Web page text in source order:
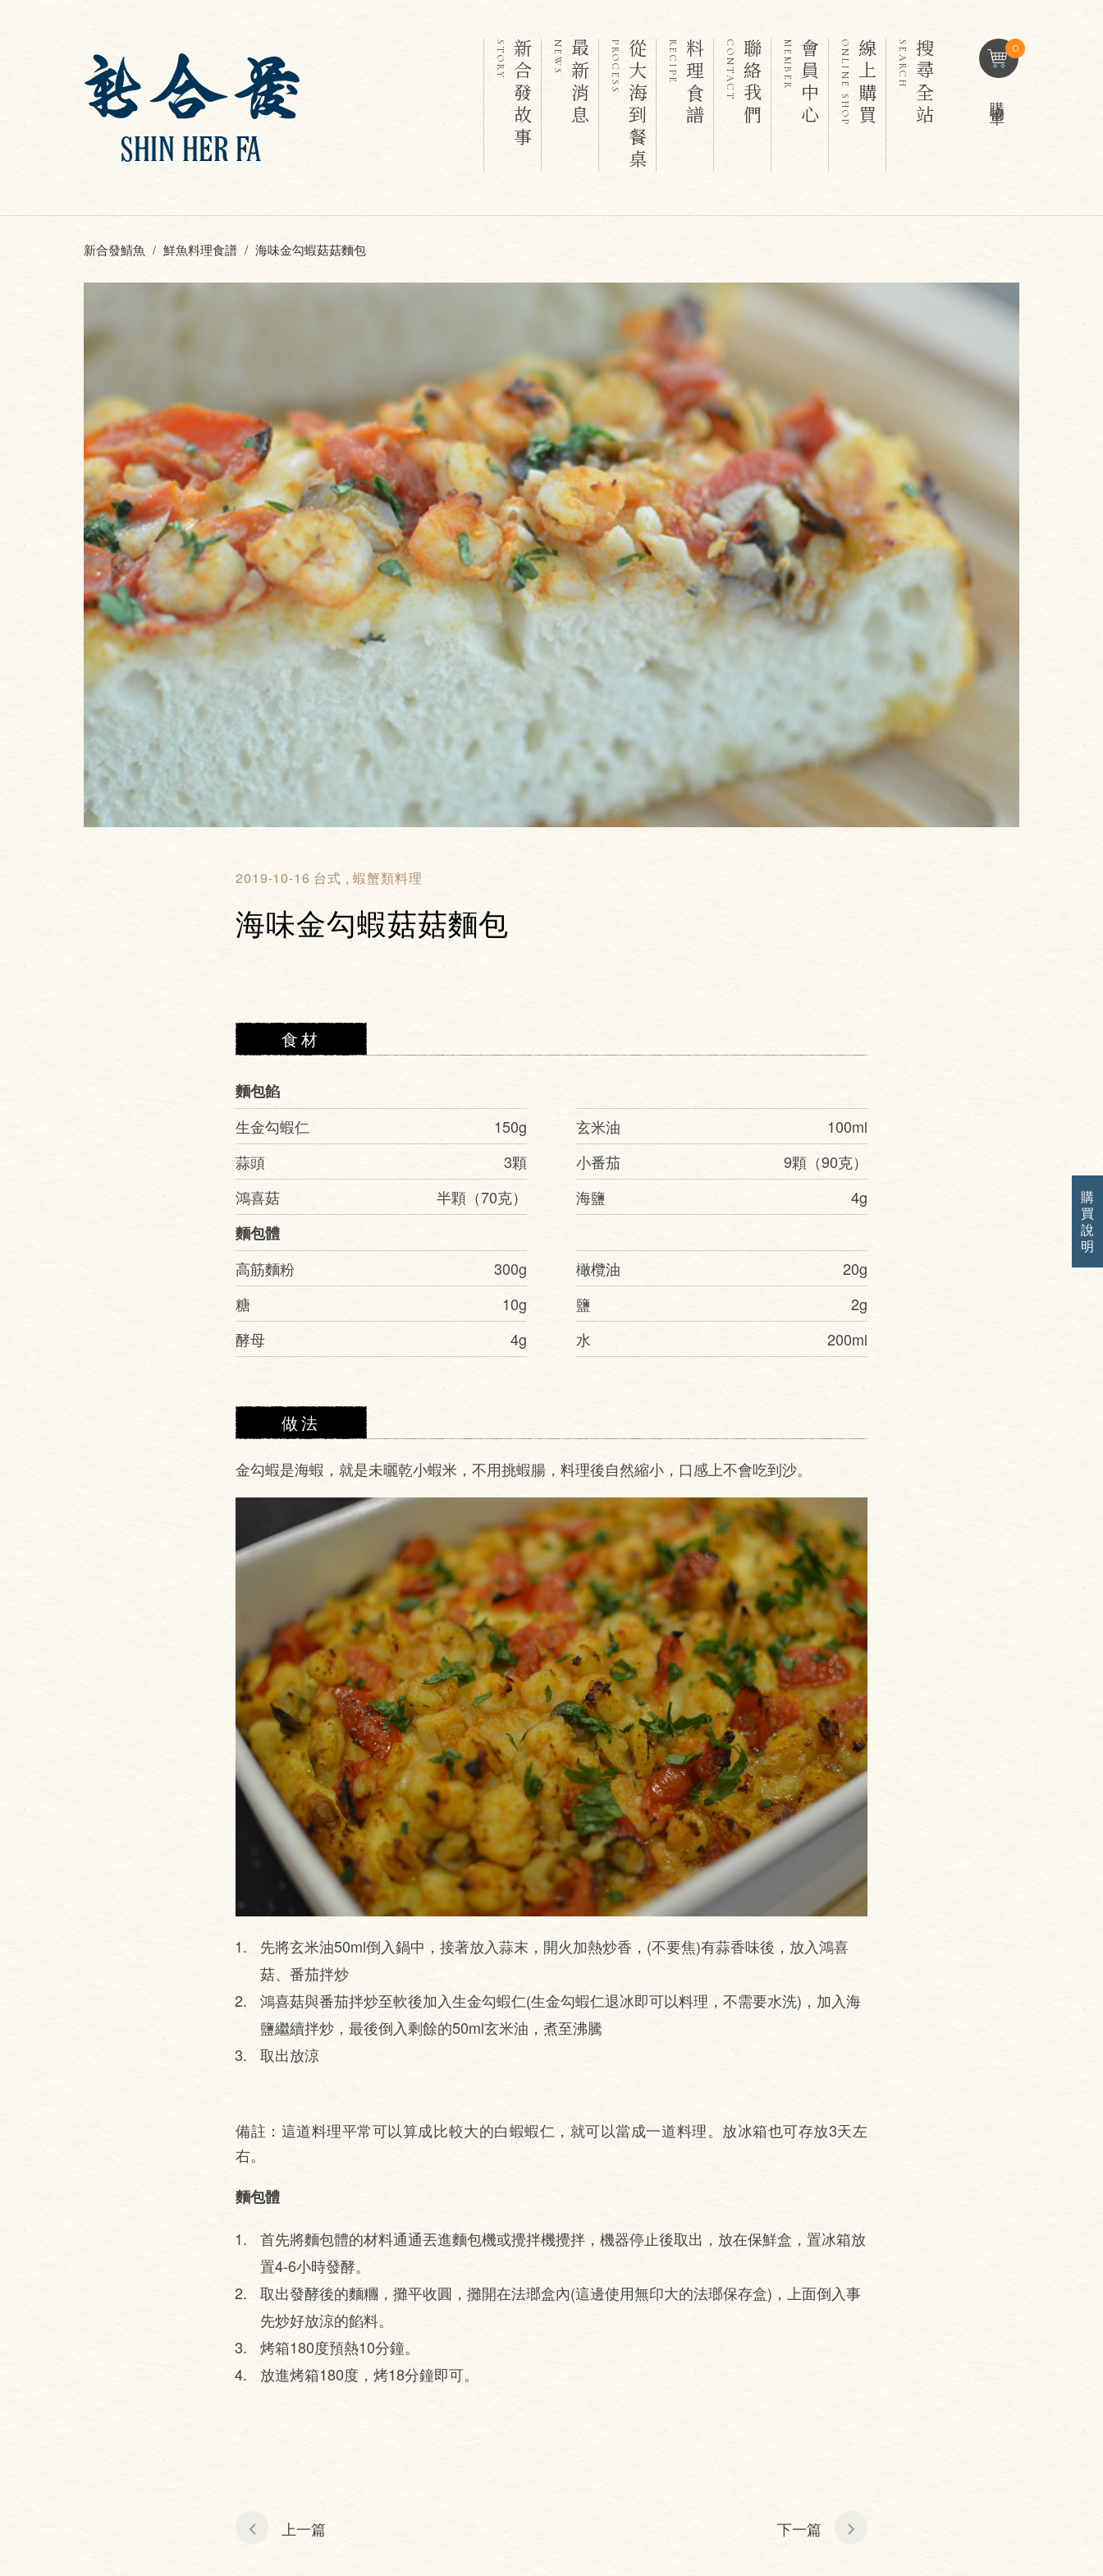
0
STORY 新合發故事 NEWS 最新消息 PROCESS從大海到餐桌 RECIPE 料理食譜 CONTACT聯絡我們 MEMBER 會員中心 ONLINE SHOP線上購買 SEARCH 搜尋全站
新合發鯖魚 鮮魚料理食譜 海味金勾蝦菇菇麵包
2019-10-16 台式 蝦蟹類料理
海味金勾蝦菇菇麵包
食材
麵包餡
生金勾蝦仁
150g 玄米油
100ml
蒜頭
3顆 小番茄
9顆（90克）
鴻喜菇
半顆（70克） 海鹽
4g
麵包體
高筋麵粉
300g 橄欖油
20g
糖
10g 鹽
2g
酵母
4g 水 200ml
做法
金勾蝦是海蝦，就是未曬乾小蝦米，不用挑蝦腸，料理後自然縮小，口感上不會吃到沙。
先將玄米油50ml倒入鍋中，接著放入蒜末，開火加熱炒香，(不要焦)有蒜香味後，放入鴻喜
菇、番茄拌炒
鴻喜菇與番茄拌炒至軟後加入生金勾蝦仁(生金勾蝦仁退冰即可以料理，不需要水洗)，加入海
鹽繼續拌炒，最後倒入剩餘的50ml玄米油，煮至沸騰
取出放涼
備註：這道料理平常可以算成比較大的白蝦蝦仁，就可以當成一道料理。放冰箱也可存放3天左
右。
麵包體
首先將麵包體的材料通通丟進麵包機或攪拌機攪拌，機器停止後取出，放在保鮮盒，置冰箱放
置4-6小時發酵。
取出發酵後的麵糰，攤平收圓，攤開在法瑯盒內(這邊使用無印大的法瑯保存盒)，上面倒入事
先炒好放涼的餡料。
烤箱180度預熱10分鐘。
放進烤箱180度，烤18分鐘即可。
上一篇 下一篇
購
買
說
明